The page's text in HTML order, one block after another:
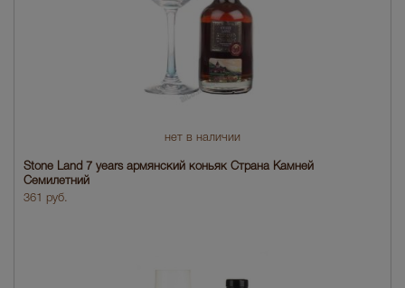
нет в наличии
Stone Land 7 years армянский коньяк Страна Камней
Семилетний
361 руб.